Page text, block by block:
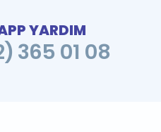
YARDIM
365 01 08